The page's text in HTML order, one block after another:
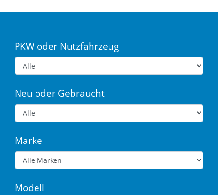
PKW oder Nutzfahrzeug
Neu oder Gebraucht
Marke
Modell